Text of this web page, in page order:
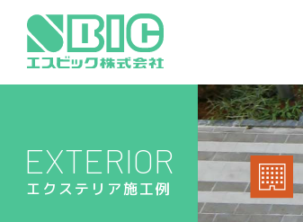
EXTERIOR
エクステリア施工例